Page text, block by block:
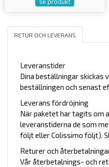
se produkt
RETUR OCH LEVERANS
Leveranstider
Dina beställningar skickas
beställningen och senast
Leverans fördröjning
När paketet har tagits om
leveranstiderna de som
följt eller Colissimo följt).
Returer och
Vår återbetalnings- och